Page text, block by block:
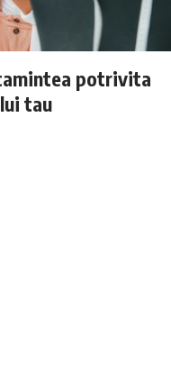
potrivita
tau